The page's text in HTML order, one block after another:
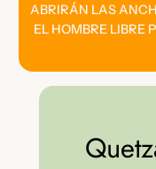
ABRIRÁN LAS
EL HOMBRE LIBRE